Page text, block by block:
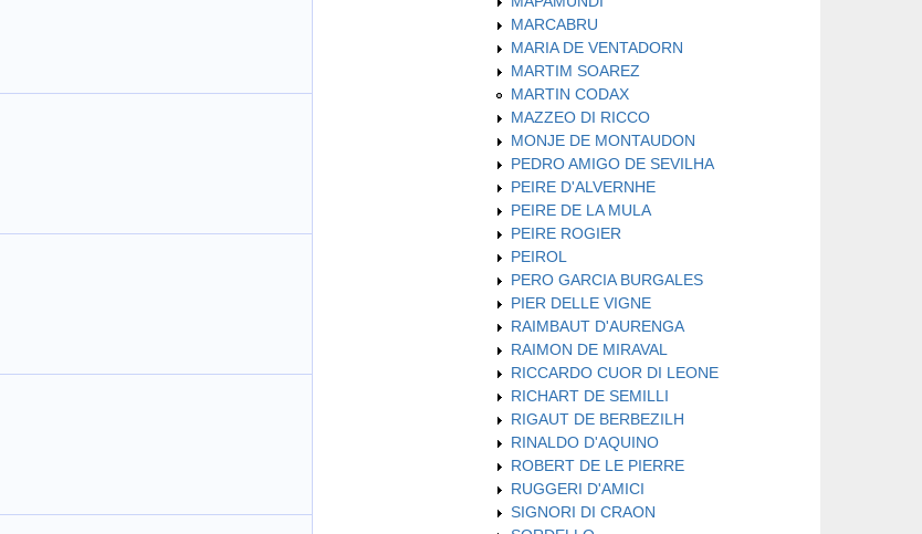
MARCABRU
MARIA DE VENTADORN
MARTIM SOAREZ
MARTIN CODAX
MAZZEO DI RICCO
MONJE DE MONTAUDON
PEDRO AMIGO DE SEVILHA
PEIRE D'ALVERNHE
PEIRE DE LA MULA
PEIRE ROGIER
PEIROL
PERO GARCIA BURGALES
PIER DELLE VIGNE
RAIMBAUT D'AURENGA
RAIMON DE MIRAVAL
RICCARDO CUOR DI LEONE
RICHART DE SEMILLI
RIGAUT DE BERBEZILH
RINALDO D'AQUINO
ROBERT DE LE PIERRE
RUGGERI D'AMICI
SIGNORI DI CRAON